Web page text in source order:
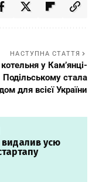
НАСТУПНА СТАТТЯ
у Кам’янці-
Подільському стала
для всієї України
усю